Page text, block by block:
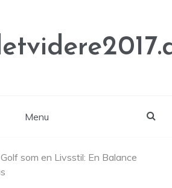
Menu
Golf som en Livsstil: En Balance